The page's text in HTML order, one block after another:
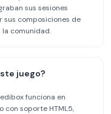
sus sesiones
composiciones de
la comunidad.
juego?
funciona en
con soporte HTML5,